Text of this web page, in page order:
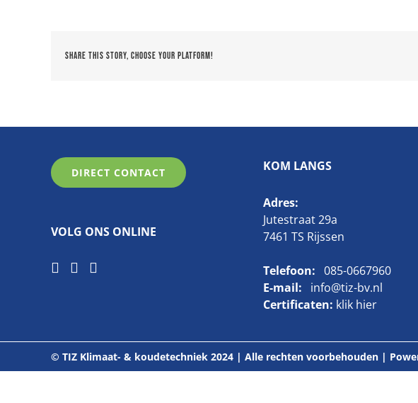
Share This Story, Choose Your Platform!
DIRECT CONTACT
VOLG ONS ONLINE
KOM LANGS
Adres:
Jutestraat 29a
7461 TS Rijssen
Telefoon: 085-0667960
E-mail:
info@tiz-bv.nl
Certificaten: klik hier
© TIZ Klimaat- & koudetechniek 2024 | Alle rechten voorbehouden |